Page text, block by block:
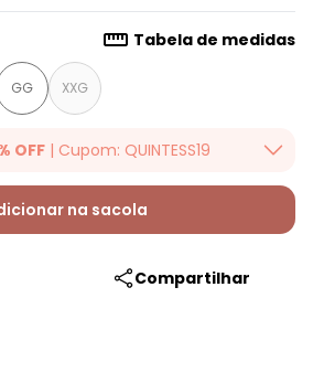
Tabela de medidas
GG XXG
OFF | Cupom: QUINTESS19
qualquer valor, usando o cupom:
toda loja Quintess, até 07/08/2026.
na sacola
Compartilhar